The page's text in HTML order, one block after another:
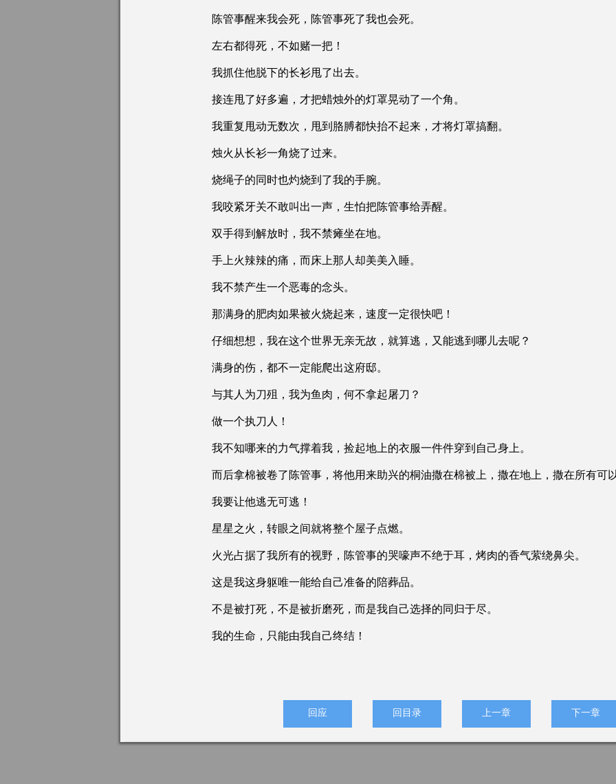
陈管事醒来我会死，陈管事死了我也会死。
左右都得死，不如赌一把！
我抓住他脱下的长衫甩了出去。
接连甩了好多遍，才把蜡烛外的灯罩晃动了一个角。
我重复甩动无数次，甩到胳膊都快抬不起来，才将灯罩搞翻。
烛火从长衫一角烧了过来。
烧绳子的同时也灼烧到了我的手腕。
我咬紧牙关不敢叫出一声，生怕把陈管事给弄醒。
双手得到解放时，我不禁瘫坐在地。
手上火辣辣的痛，而床上那人却美美入睡。
我不禁产生一个恶毒的念头。
那满身的肥肉如果被火烧起来，速度一定很快吧！
仔细想想，我在这个世界无亲无故，就算逃，又能逃到哪儿去呢？
满身的伤，都不一定能爬出这府邸。
与其人为刀殂，我为鱼肉，何不拿起屠刀？
做一个执刀人！
我不知哪来的力气撑着我，捡起地上的衣服一件件穿到自己身上。
而后拿棉被卷了陈管事，将他用来助兴的桐油撒在棉被上，撒在地上，撒在所有可
我要让他逃无可逃！
星星之火，转眼之间就将整个屋子点燃。
火光占据了我所有的视野，陈管事的哭嚎声不绝于耳，烤肉的香气萦绕鼻尖。
这是我这身躯唯一能给自己准备的陪葬品。
不是被打死，不是被折磨死，而是我自己选择的同归于尽。
我的生命，只能由我自己终结！
回应 回目录 上一章 下一章